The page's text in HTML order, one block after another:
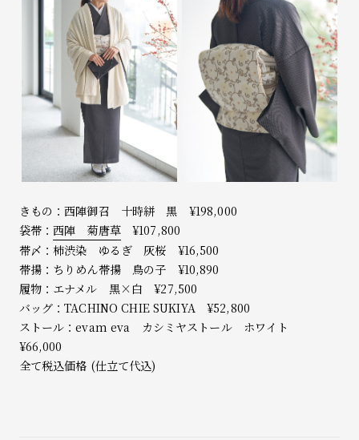
きもの：西陣御召 十時絣 黒 ¥198,000
袋帯：西陣 菊唐草¥107,800
帯〆：柿渋染 ゆるぎ 灰桜 ¥16,500
帯揚：ちりめん帯揚 鳥の子 ¥10,890
履物：エナメル 黒×白 ¥27,500
バッグ：TACHINO CHIE SUKIYA ¥52,800
ストール：evam eva カシミヤストール ホワイト
¥66,000
全て税込価格 (仕立て代込)